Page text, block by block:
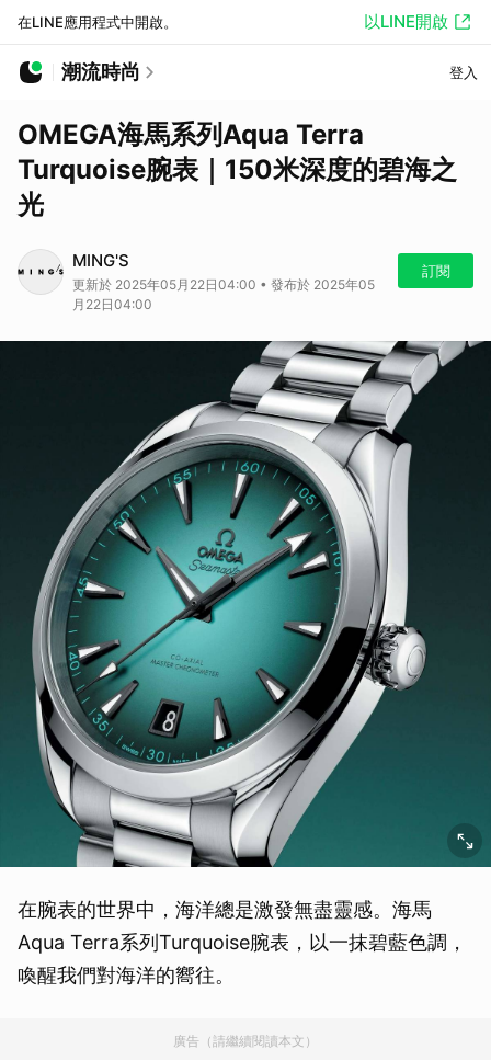
在LINE應用程式中開啟。 以LINE開啟
潮流時尚 登入
OMEGA海馬系列Aqua Terra
Turquoise腕表｜150米深度的碧海之
光
MING'S
更新於 2025年05月22日04:00 • 發布於 2025年05
月22日04:00
訂閱
在腕表的世界中，海洋總是激發無盡靈感。海馬
Aqua Terra系列Turquoise腕表，以一抹碧藍色調，
喚醒我們對海洋的嚮往。
廣告（請繼續閱讀本文）